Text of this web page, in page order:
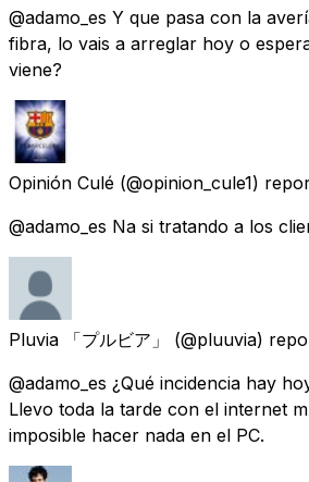
@adamo_es Y que pasa con la
fibra, lo vais a arreglar hoy o
viene?
Opinión Culé (@opinion_cule1)
@adamo_es Na si tratando a los
Pluvia 「プルビア」 (@pluuvia)
@adamo_es ¿Qué incidencia hay
Llevo toda la tarde con el internet
imposible hacer nada en el PC.